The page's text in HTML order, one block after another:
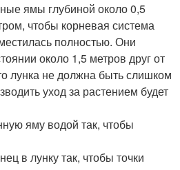
ямы глубиной около 0,5
чтобы корневая система
полностью. Они
около 1,5 метров друг от
лунка не должна быть слишком
уход за растением будет
яму водой так, чтобы
в лунку так, чтобы точки